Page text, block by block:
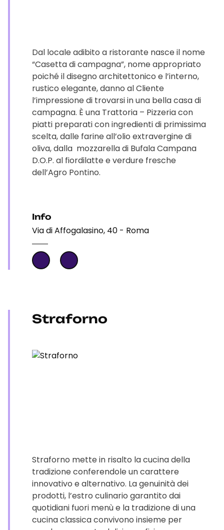
Dal locale adibito a ristorante nasce il nome
“Casetta di campagna”, nome appropriato
poiché il disegno architettonico e l’interno,
rustico elegante, danno al Cliente
l’impressione di trovarsi in una bella casa di
campagna. È una Trattoria – Pizzeria con
piatti preparati con ingredienti di primissima
scelta, dalle farine all’olio extravergine di
oliva, dalla mozzarella di Bufala Campana
D.O.P. al fiordilatte e verdure fresche
dell’Agro Pontino.
Info
Via di Affogalasino, 40 - Roma
Straforno
Straforno mette in risalto la cucina della
tradizione conferendole un carattere
innovativo e alternativo. La genuinità dei
prodotti, l’estro culinario garantito dai
quotidiani fuori menù e la tradizione di una
cucina classica convivono insieme per